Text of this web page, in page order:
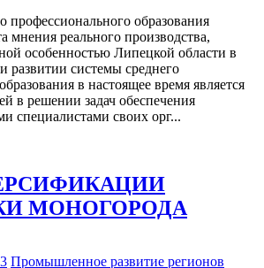
профессионального образования
мнения реального производства,
особенностью Липецкой области в
развитии системы среднего
в настоящее время является
в решении задач обеспечения
специалистами своих орг...
МОНОГОРОДА
Промышленное развитие регионов